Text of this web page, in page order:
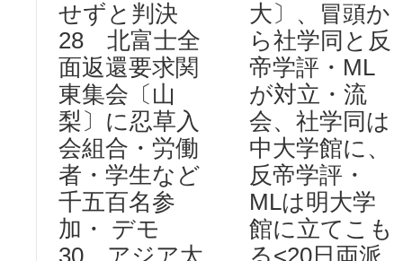
せずと判決
28 北富士全
面返還要求関
東集会〔山
梨〕に忍草入
会組合・労働
者・学生など
千五百名参
加・ デモ
30 アジア太
大〕、冒頭か
ら社学同と反
帝学評・ML
が対立・流
会、社学同は
中大学館に、
反帝学評・
MLは明大学
館に立てこも
る<20日両派